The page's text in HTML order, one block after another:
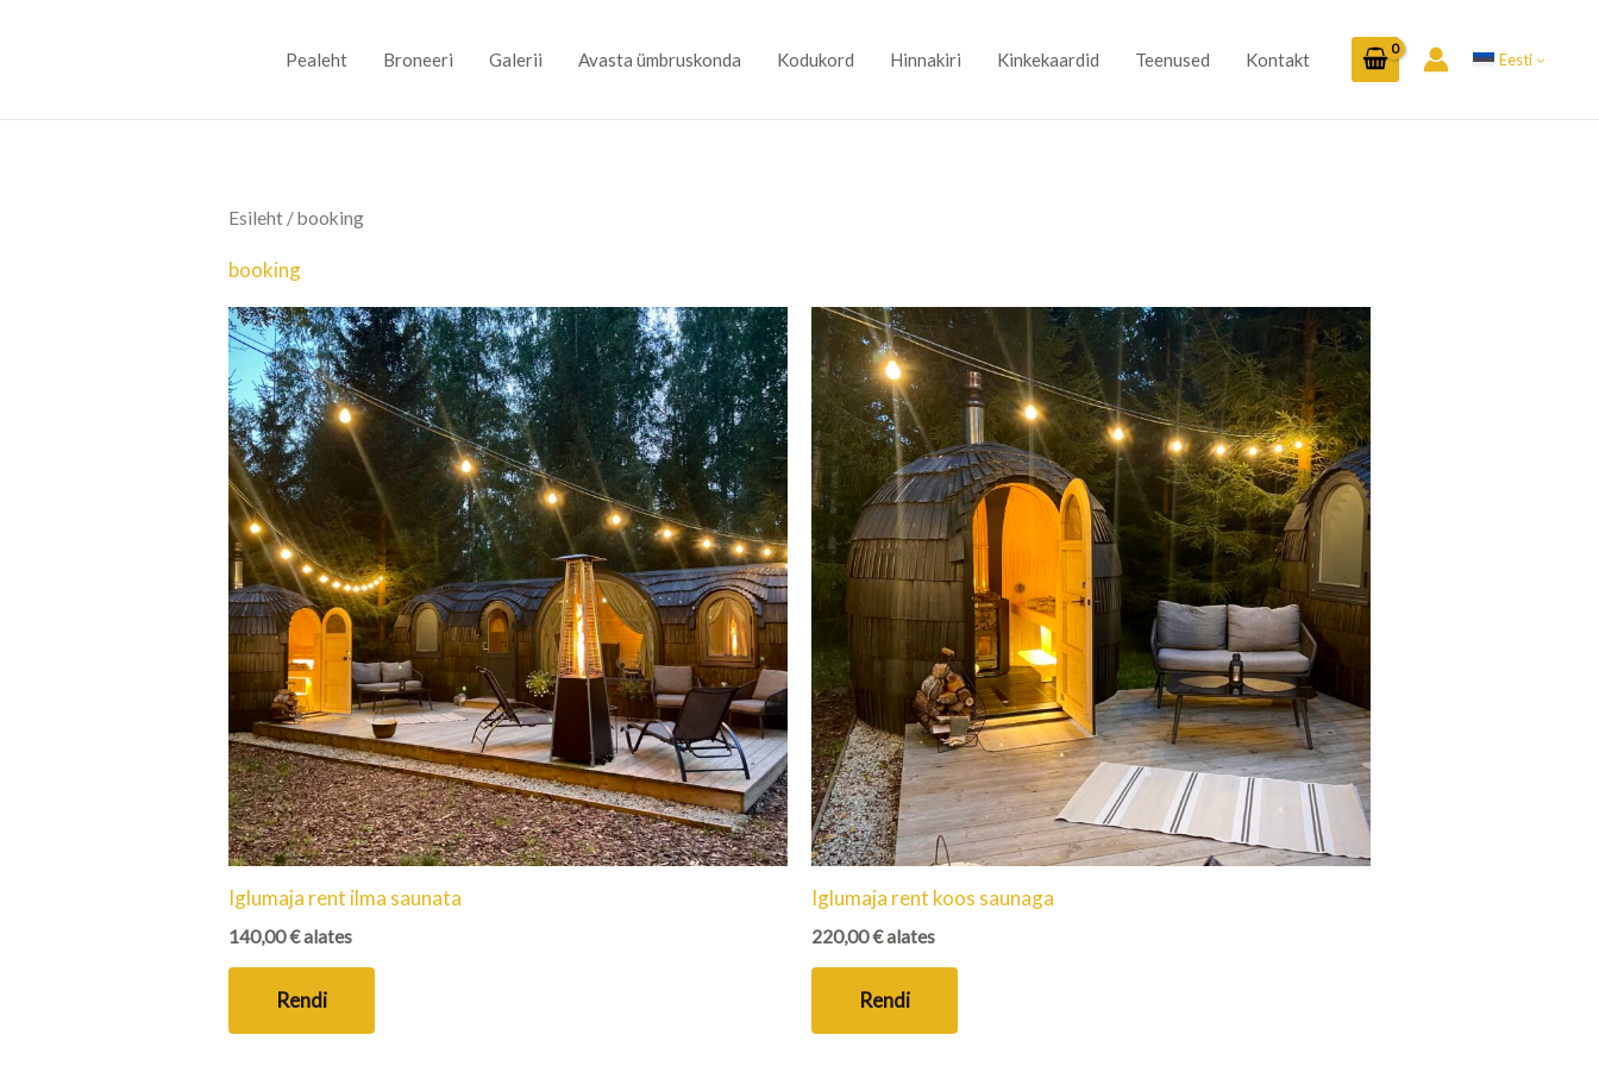
Pealeht Broneeri Galerii Avasta ümbruskonda Kodukord Hinnakiri Kinkekaardid Teenused Kontakt Eesti
Esileht / booking
booking
Iglumaja rent ilma saunata
140,00€alates
Rendi
Iglumaja rent koos saunaga
220,00€alates
Rendi